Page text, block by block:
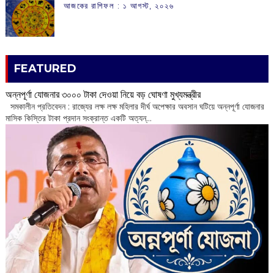
আজকের রাশিফল :‌ ‌‌১ আগস্ট, ২০২৬
FEATURED
অন্নপূর্ণা যোজনার ৩০০০ টাকা দেওয়া নিয়ে বড় ঘোষণা মুখ্যমন্ত্রীর
সমকালীন প্রতিবেদন : রাজ্যের লক্ষ লক্ষ মহিলার দীর্ঘ অপেক্ষার অবসান ঘটিয়ে অন্নপূর্ণা যোজনার
মাসিক কিস্তির টাকা প্রদান সংক্রান্ত একটি অত্যন্...